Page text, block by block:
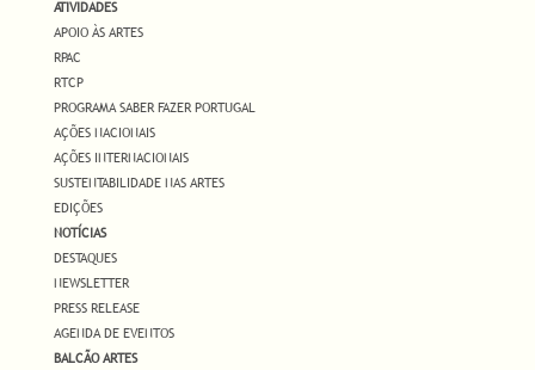
ATIVIDADES
APOIO ÀS ARTES
RPAC
RTCP
PROGRAMA SABER FAZER PORTUGAL
AÇÕES NACIONAIS
AÇÕES INTERNACIONAIS
SUSTENTABILIDADE NAS ARTES
EDIÇÕES
NOTÍCIAS
DESTAQUES
NEWSLETTER
PRESS RELEASE
AGENDA DE EVENTOS
BALCÃO ARTES